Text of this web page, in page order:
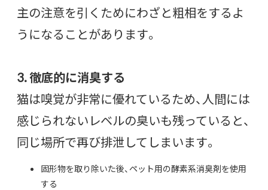
主の注意を引くためにわざと粗相をするよ
うになることがあります。
3. 徹底的に消臭する
猫は嗅覚が非常に優れているため、人間には
感じられないレベルの臭いも残っていると、
同じ場所で再び排泄してしまいます。
固形物を取り除いた後、ペット用の酵素系消臭剤を使用
する